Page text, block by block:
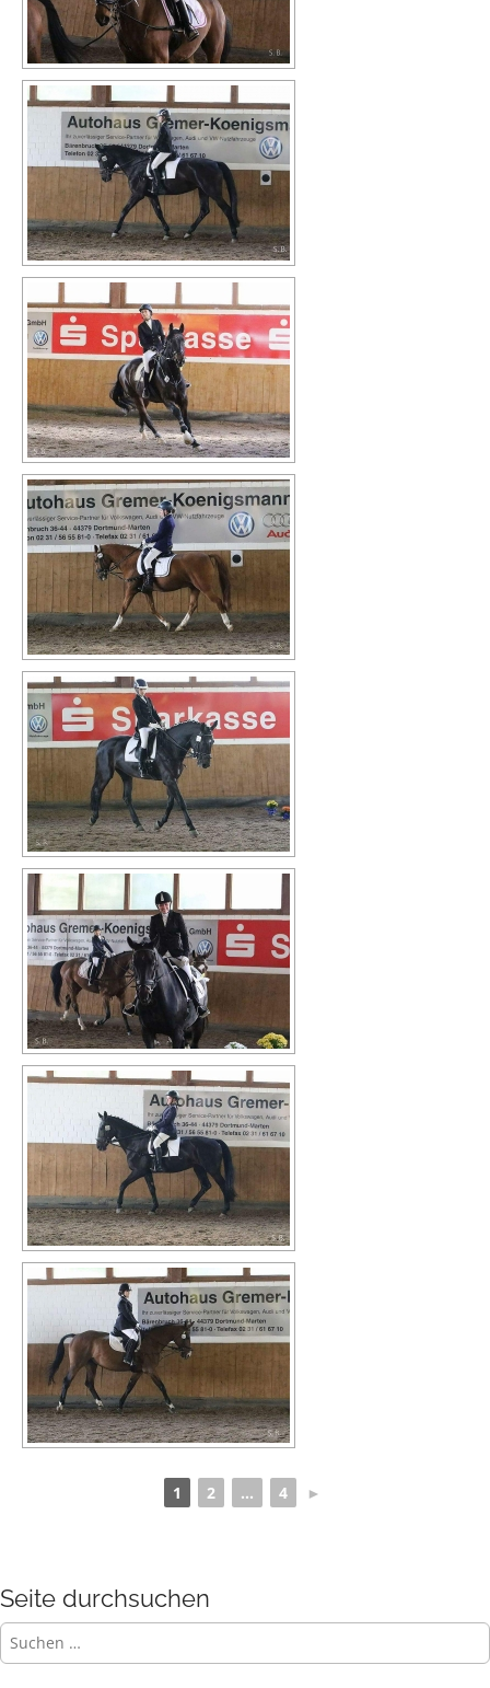
1 2 ... 4 ►
Seite durchsuchen
Suchen
nach: